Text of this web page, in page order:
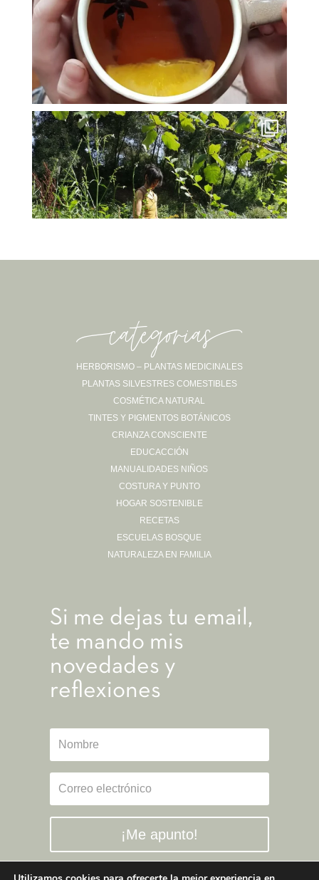
Sígueme en Instagram
-categorias-
HERBORISMO – PLANTAS MEDICINALES
PLANTAS SILVESTRES COMESTIBLES
COSMÉTICA NATURAL
TINTES Y PIGMENTOS BOTÁNICOS
CRIANZA CONSCIENTE
EDUCACCIÓN
MANUALIDADES NIÑOS
COSTURA Y PUNTO
HOGAR SOSTENIBLE
RECETAS
ESCUELAS BOSQUE
NATURALEZA EN FAMILIA
Si me dejas tu email,
te mando mis
novedades y
reflexiones
¡Me apunto!